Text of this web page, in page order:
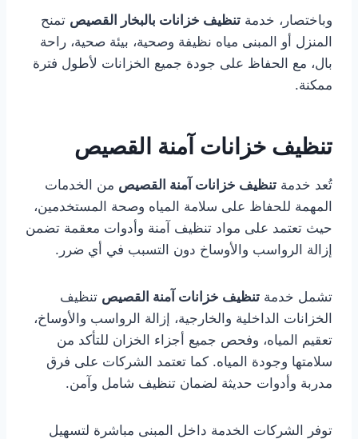
وباختصار، خدمة تنظيف خزانات بالبخار القصيص تمنح
المنزل أو المبنى مياه نظيفة وصحية، بيئة صحية، راحة
بال، مع الحفاظ على جودة جميع الخزانات لأطول فترة
ممكنة.
تنظيف خزانات آمنة القصيص
تُعد خدمة تنظيف خزانات آمنة القصيص من الخدمات
المهمة للحفاظ على سلامة المياه وصحة المستخدمين،
حيث تعتمد على مواد تنظيف آمنة وأدوات معقمة تضمن
إزالة الرواسب والأوساخ دون التسبب في أي ضرر.
تشمل خدمة تنظيف خزانات آمنة القصيص تنظيف
الخزانات الداخلية والخارجية، إزالة الرواسب والأوساخ،
تعقيم المياه، وفحص جميع أجزاء الخزان للتأكد من
سلامتها وجودة المياه. كما تعتمد الشركات على فرق
مدربة وأدوات حديثة لضمان تنظيف شامل وآمن.
توفر الشركات الخدمة داخل المبنى مباشرة لتسهيل